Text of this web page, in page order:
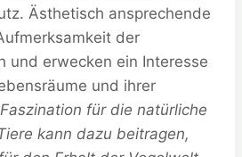
Ästhetisch ansprechende
der
und erwecken ein Interesse
und ihrer
für die natürliche
kann dazu beitragen,